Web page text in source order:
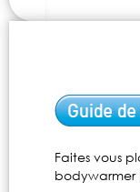
Faites vous
bodywarmer